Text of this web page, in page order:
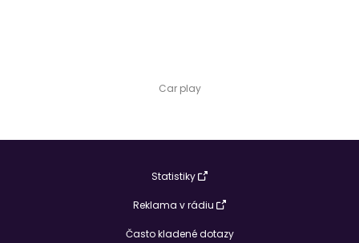
Car play
Statistiky
Reklama v rádiu
Často kladené dotazy